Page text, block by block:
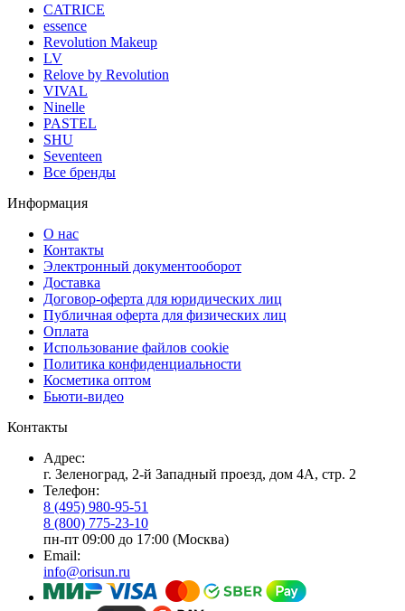
CATRICE
essence
Revolution Makeup
LV
Relove by Revolution
VIVAL
Ninelle
PASTEL
SHU
Seventeen
Все бренды
Информация
О нас
Контакты
Электронный документооборот
Доставка
Договор-оферта для юридических лиц
Публичная оферта для физических лиц
Оплата
Использование файлов cookie
Политика конфиденциальности
Косметика оптом
Бьюти-видео
Контакты
Адрес:
г. Зеленоград, 2-й Западный проезд, дом 4А, стр. 2
Телефон:
8 (495) 980-95-51
8 (800) 775-23-10
пн-пт 09:00 до 17:00 (Москва)
Email:
info@orisun.ru